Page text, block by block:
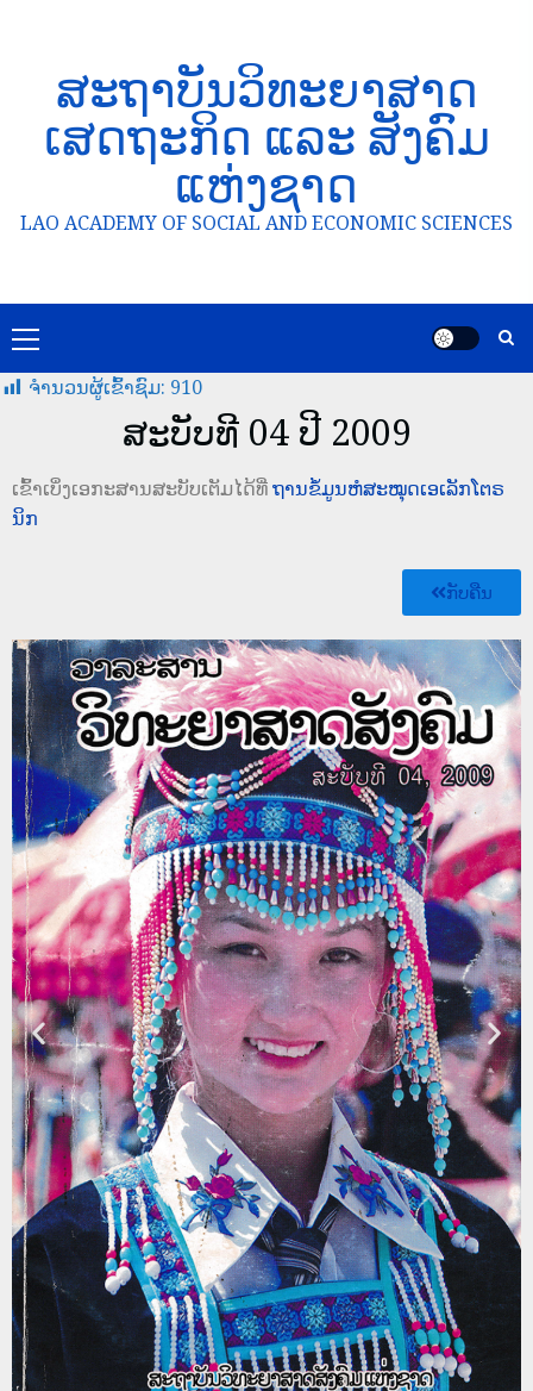
ສະຖາບັນວິທະຍາສາດ
ເສດຖະກິດ ແລະ ສັງຄົມ
ແຫ່ງຊາດ
LAO ACADEMY OF SOCIAL AND ECONOMIC SCIENCES
ຈໍານວນຜູ້ເຂົ້າຊົມ: 910
ສະບັບທີ 04 ປີ 2009
ເຂົ້າເບິ່ງເອກະສານສະບັບເຕັມໄດ້ທີ່ຖານຂໍ້ມູນຫໍສະໝຸດເອເລັກໂຕຣ
ນິກ
ກັບຄືນ